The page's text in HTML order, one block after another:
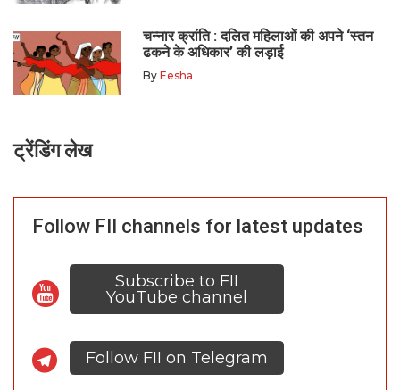
चन्नार क्रांति : दलित महिलाओं की अपने ‘स्तन
ढकने के अधिकार’ की लड़ाई
By Eesha
ट्रेंडिंग लेख
Follow FII channels for latest updates
Subscribe to FII
YouTube channel
Follow FII on Telegram